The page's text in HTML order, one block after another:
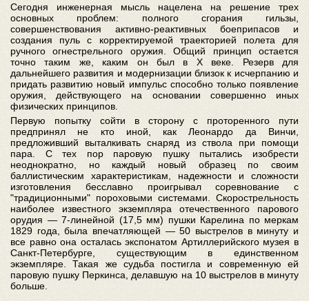
Сегодня инженерная мысль нацелена на решение трех
основных проблем: полного сгорания гильзы,
совершенствования активно-реактивных боеприпасов и
создания пуль с корректируемой траекторией полета для
ручного огнестрельного оружия. Общий принцип остается
точно таким же, каким он был в X веке. Резерв для
дальнейшего развития и модернизации близок к исчерпанию и
придать развитию новый импульс способно только появление
оружия, действующего на основании совершенно иных
физических принципов.
Первую попытку сойти в сторону с проторенного пути
предпринял не кто иной, как Леонардо да Винчи,
предложивший выталкивать снаряд из ствола при помощи
пара. С тех пор паровую пушку пытались изобрести
неоднократно, но каждый новый образец по своим
баллистическим характеристикам, надежности и сложности
изготовления бесславно проигрывал соревнование с
"традиционными" пороховыми системами. Скорострельность
наиболее известного экземпляра отечественного парового
орудия — 7-линейной (17,5 мм) пушки Карелина по меркам
1829 года, была впечатляющей — 50 выстрелов в минуту и
все равно она осталась экспонатом Артиллерийского музея в
Санкт-Петербурге, существующим в единственном
экземпляре. Такая же судьба постигла и современную ей
паровую пушку Перкинса, делавшую на 10 выстрелов в минуту
больше.